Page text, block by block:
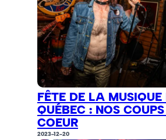
FÊTE DE LA MUSIQUE
QUÉBEC : NOS
COEUR
2023-12-20